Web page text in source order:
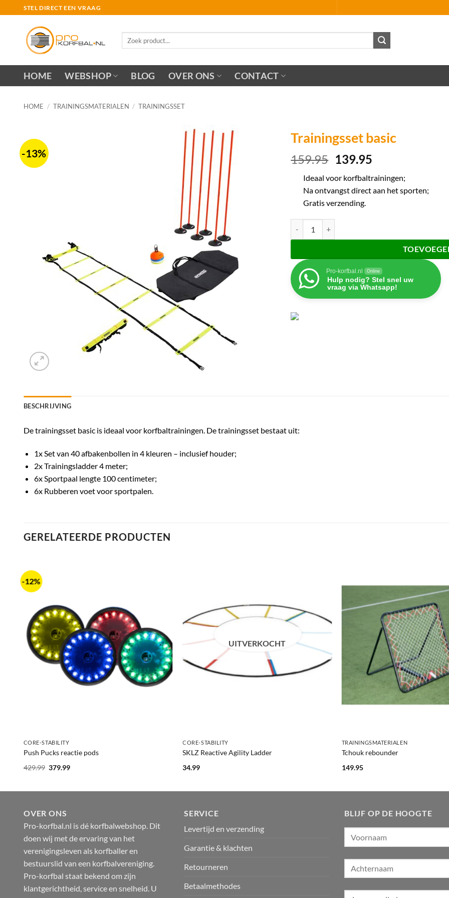
naar
STEL DIRECT EEN VRAAG
HOME WEBSHOP BLOG OVER ONS CONTACT
HOME / TRAININGSMATERIALEN / TRAININGSSET
-13%
Trainingsset basic
159.95 Oorspronkelijke
was:
159.95.
139.95Huidige
is:
139.95.
Ideaal voor korfbaltrainingen;
Na ontvangst direct aan het sporten;
Gratis verzending.
Pro-korfbal.nl Online
Hulp nodig? Stel snel uw
vraag via Whatsapp!
BESCHRIJVING
De trainingsset basic is ideaal voor korfbaltrainingen. De trainingsset bestaat uit:
1x Set van 40 afbakenbollen in 4 kleuren – inclusief houder;
2x Trainingsladder 4 meter;
6x Sportpaal lengte 100 centimeter;
6x Rubberen voet voor sportpalen.
GERELATEERDE PRODUCTEN
-12%
CORE-STABILITY
Push Pucks reactie pods
429.99 Oorspronkelijke
379.99Huidige
UITVERKOCHT
CORE-STABILITY
SKLZ Reactive Agility Ladder
34.99
TRAININGSMATERIALEN
Tchouk rebounder
149.95
OVER ONS
Pro-korfbal.nl is dé korfbalwebshop. Dit
doen wij met de ervaring van het
verenigingsleven als korfballer en
bestuurslid van een korfbalvereniging.
Pro-korfbal staat bekend om zijn
klantgerichtheid, service en snelheid. U
SERVICE
Levertijd en verzending
Garantie & klachten
Retourneren
Betaalmethodes
BLIJF OP DE HOOGTE